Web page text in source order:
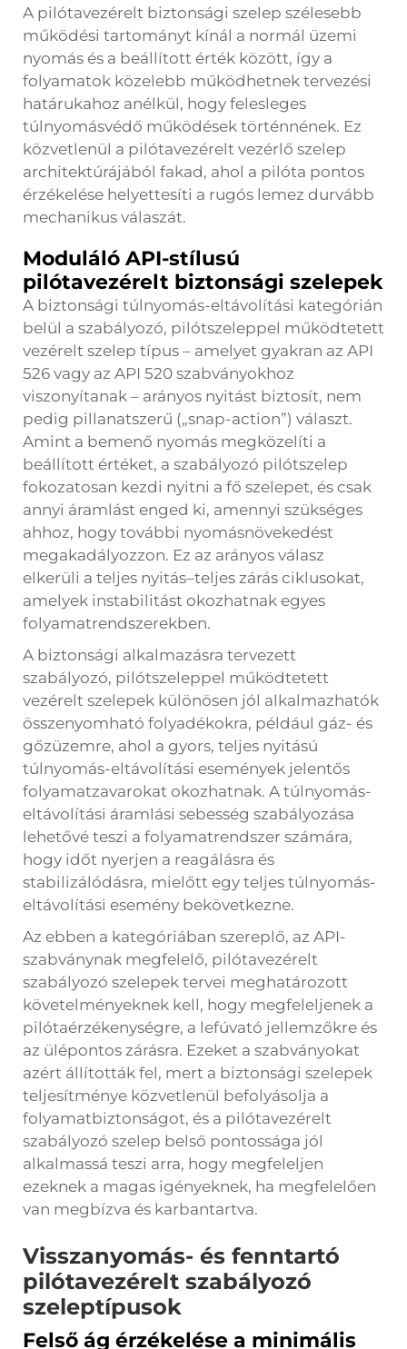
A pilótavezérelt biztonsági szelep szélesebb
működési tartományt kínál a normál üzemi
nyomás és a beállított érték között, így a
folyamatok közelebb működhetnek tervezési
határukahoz anélkül, hogy felesleges
túlnyomásvédő működések történnének. Ez
közvetlenül a pilótavezérelt vezérlő szelep
architektúrájából fakad, ahol a pilóta pontos
érzékelése helyettesíti a rugós lemez durvább
mechanikus válaszát.
Moduláló API-stílusú
pilótavezérelt biztonsági szelepek
A biztonsági túlnyomás-eltávolítási kategórián
belül a szabályozó, pilótszeleppel működtetett
vezérelt szelep típus – amelyet gyakran az API
526 vagy az API 520 szabványokhoz
viszonyítanak – arányos nyitást biztosít, nem
pedig pillanatszerű („snap-action”) választ.
Amint a bemenő nyomás megközelíti a
beállított értéket, a szabályozó pilótszelep
fokozatosan kezdi nyitni a fő szelepet, és csak
annyi áramlást enged ki, amennyi szükséges
ahhoz, hogy további nyomásnövekedést
megakadályozzon. Ez az arányos válasz
elkerüli a teljes nyitás–teljes zárás ciklusokat,
amelyek instabilitást okozhatnak egyes
folyamatrendszerekben.
A biztonsági alkalmazásra tervezett
szabályozó, pilótszeleppel működtetett
vezérelt szelepek különösen jól alkalmazhatók
összenyomható folyadékokra, például gáz- és
gőzüzemre, ahol a gyors, teljes nyitású
túlnyomás-eltávolítási események jelentős
folyamatzavarokat okozhatnak. A túlnyomás-
eltávolítási áramlási sebesség szabályozása
lehetővé teszi a folyamatrendszer számára,
hogy időt nyerjen a reagálásra és
stabilizálódásra, mielőtt egy teljes túlnyomás-
eltávolítási esemény bekövetkezne.
Az ebben a kategóriában szereplő, az API-
szabványnak megfelelő, pilótavezérelt
szabályozó szelepek tervei meghatározott
követelményeknek kell, hogy megfeleljenek a
pilótaérzékenységre, a lefúvató jellemzőkre és
az ülépontos zárásra. Ezeket a szabványokat
azért állították fel, mert a biztonsági szelepek
teljesítménye közvetlenül befolyásolja a
folyamatbiztonságot, és a pilótavezérelt
szabályozó szelep belső pontossága jól
alkalmassá teszi arra, hogy megfeleljen
ezeknek a magas igényeknek, ha megfelelően
van megbízva és karbantartva.
Visszanyomás- és fenntartó
pilótavezérelt szabályozó
szeleptípusok
Felső ág érzékelése a minimális